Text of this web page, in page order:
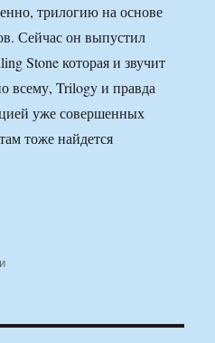
трилогию на основе
Сейчас он выпустил
Stone которая и звучит
всему, Trilogy и правда
уже совершенных
тоже найдется